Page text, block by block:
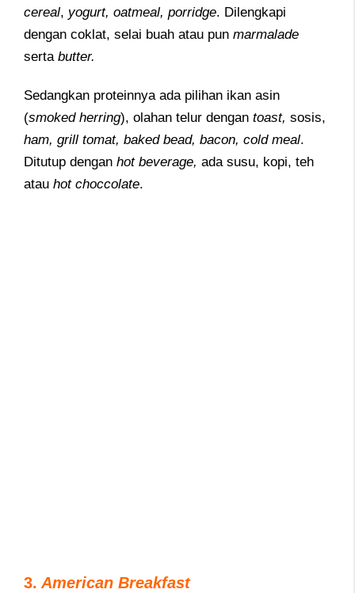
cereal, yogurt, oatmeal, porridge. Dilengkapi
dengan coklat, selai buah atau pun marmalade
serta butter.
Sedangkan proteinnya ada pilihan ikan asin
(smoked herring), olahan telur dengan toast, sosis,
ham, grill tomat, baked bead, bacon, cold meal.
Ditutup dengan hot beverage, ada susu, kopi, teh
atau hot choccolate.
3. American Breakfast